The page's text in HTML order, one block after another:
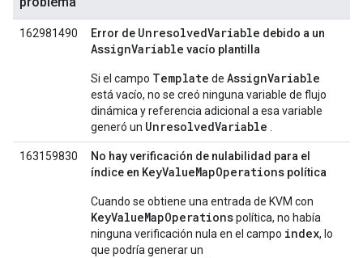
162981490 Error de UnresolvedVariable debido a un
AssignVariable vacío plantilla
Si el campo Template de AssignVariable
está vacío, no se creó ninguna variable de flujo
dinámica y referencia adicional a esa variable
generó un UnresolvedVariable
163159830
No hay verificación de nulabilidad para el
índice en KeyValueMapOperations política
Cuando se obtiene una entrada de KVM con
KeyValueMapOperationspolítica, no había
ninguna verificación nula en el campo index, lo
que podría generar un